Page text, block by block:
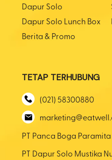
Dapur Solo
Dapur Solo Lunch Box
Berita & Promo
TETAP TERHUBUNG
(021) 58300880
PT Panca Boga Paramita
PT Dapur Solo Mustika